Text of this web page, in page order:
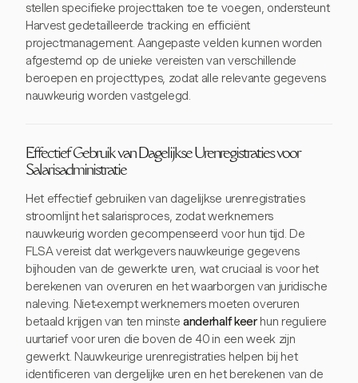
stellen specifieke projecttaken toe te voegen, ondersteunt
Harvest gedetailleerde tracking en efficiënt
projectmanagement. Aangepaste velden kunnen worden
afgestemd op de unieke vereisten van verschillende
beroepen en projecttypes, zodat alle relevante gegevens
nauwkeurig worden vastgelegd.
Effectief Gebruik van Dagelijkse Urenregistraties voor
Salarisadministratie
Het effectief gebruiken van dagelijkse urenregistraties
stroomlijnt het salarisproces, zodat werknemers
nauwkeurig worden gecompenseerd voor hun tijd. De
FLSA vereist dat werkgevers nauwkeurige gegevens
bijhouden van de gewerkte uren, wat cruciaal is voor het
berekenen van overuren en het waarborgen van juridische
naleving. Niet-exempt werknemers moeten overuren
betaald krijgen van ten minsteanderhalf keerhun reguliere
uurtarief voor uren die boven de 40 in een week zijn
gewerkt. Nauwkeurige urenregistraties helpen bij het
identificeren van dergelijke uren en het berekenen van de